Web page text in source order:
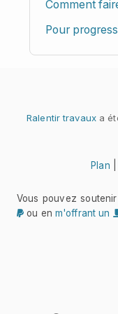
votre rythme.
Choisissez
Décembre (7
Janvier (15
Février (8
Mars (15
Mai (11
Comment
Pour
Ralentir travauxa
Plan
Vous pouvez
ou en m'offrant un